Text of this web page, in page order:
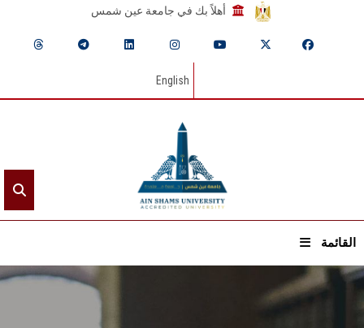
أهلاً بك في جامعة عين شمس
English
القائمة